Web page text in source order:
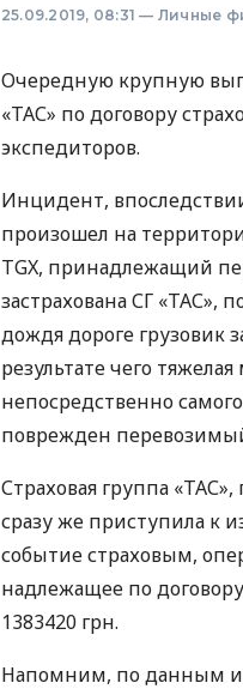
25.09.2019, 08:31 — Личные
Очередную крупную
«ТАС» по договору
экспедиторов.
Инцидент,
произошел на
TGX, принадлежащий
застрахована СГ «ТАС»,
дождя дороге грузовик
результате чего
непосредственно
поврежден
Страховая группа
сразу же приступила к
событие страховым,
надлежащее по
1383420 грн.
Напомним, по данным